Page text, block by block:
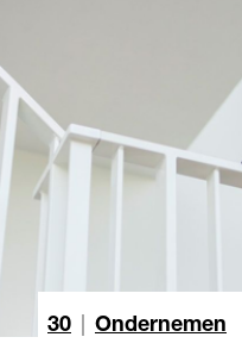
30 Ondernemen